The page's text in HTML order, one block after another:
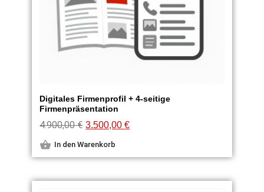
Digitales Firmenprofil + 4-seitige
Firmenpräsentation
4.900,00€ 3.500,00€
In den Warenkorb